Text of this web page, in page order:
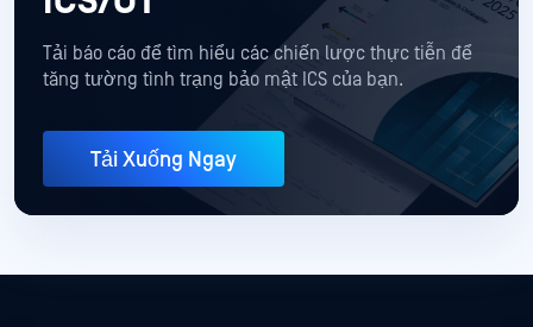
Tải báo cáo để tìm hiểu các chiến lược thực tiễn để
tăng tường tình trạng bảo mật ICS của bạn.
Tải Xuống Ngay